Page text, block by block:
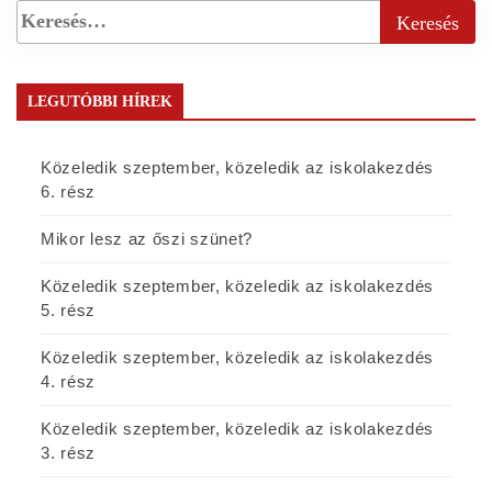
LEGUTÓBBI HÍREK
Közeledik szeptember, közeledik az iskolakezdés
6. rész
Mikor lesz az őszi szünet?
Közeledik szeptember, közeledik az iskolakezdés
5. rész
Közeledik szeptember, közeledik az iskolakezdés
4. rész
Közeledik szeptember, közeledik az iskolakezdés
3. rész